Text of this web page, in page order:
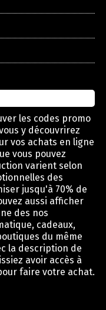
les codes promo
y découvrirez
vos achats en ligne
vous pouvez
varient selon
des
jusqu'à 70% de
aussi afficher
des nos
cadeaux,
du même
la description de
avoir accès à
faire votre achat.